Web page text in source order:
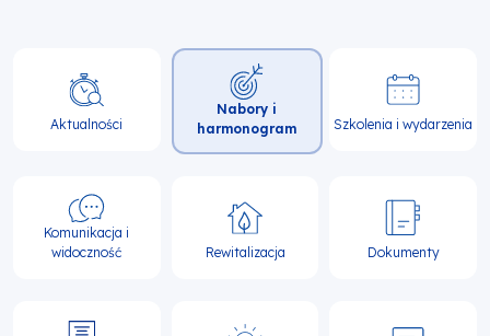
Główna
nawigacja
Aktualności
Nabory i
harmonogram
Szkolenia i wydarzenia
Komunikacja i
widoczność
Rewitalizacja Dokumenty